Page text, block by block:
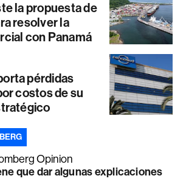
la propuesta de
resolver la
con Panamá
pérdidas
costos de su
Opinion
que dar algunas explicaciones